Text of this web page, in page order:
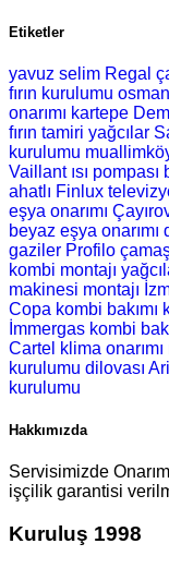
Etiketler
yavuz selim Regal
fırın kurulumu
onarımı kartepe
fırın tamiri yağcılar
kurulumu
Vaillant ısı pompası
ahatlı Finlux
eşya onarımı
beyaz eşya onarımı
gaziler Profilo
kombi montajı
makinesi montajı
Copa kombi bakımı
İmmergas kombi
Cartel klima onarımı
kurulumu dilovası
kurulumu
Hakkımızda
Servisimizde
işçilik garantisi
Kuruluş 1998